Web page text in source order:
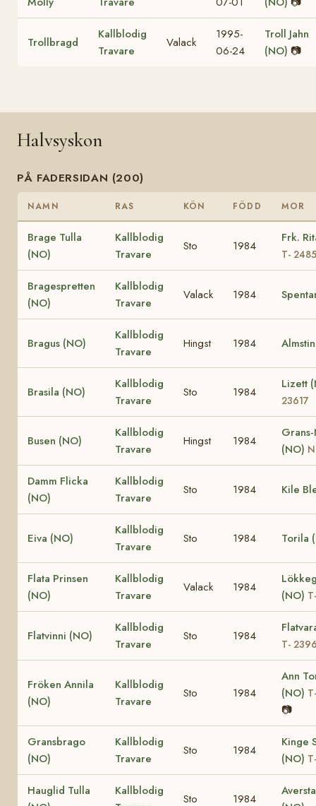
Trollbragd
Kallblodig
Travare
Valack
1995-
06-24
Troll Jahn
(NO) 📷
Halvsyskon
PÅ FADERSIDAN (200)
NAMN RAS KÖN FÖDD MOR
Brage Tulla
(NO)
Kallblodig
Travare
Sto 1984
Frk.
T-
Bragespretten
(NO)
Kallblodig
Travare
Valack 1984
Bragus (NO)
Kallblodig
Travare
Hingst 1984
Brasila (NO)
Kallblodig
Travare
Sto 1984
Lizett
23617
Busen (NO)
Kallblodig
Travare
Hingst 1984
(NO)
Damm Flicka
(NO)
Kallblodig
Travare
Sto 1984 Kile
Eiva (NO)
Kallblodig
Travare
Sto 1984 Torila
Flata Prinsen
(NO)
Kallblodig
Travare
Valack 1984
(NO)
Flatvinni (NO)
Kallblodig
Travare
Sto 1984
T-
Fröken Annila
(NO)
Kallblodig
Travare
Sto 1984
Ann
(NO)
📷
Gransbrago
(NO)
Kallblodig
Travare
Sto 1984
Kinge
(NO)
Hauglid Tulla
Kallblodig
Sto 1984